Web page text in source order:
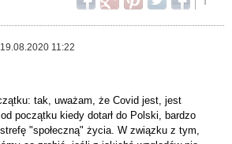
11:22
tak, uważam, że Covid jest, jest
początku kiedy dotarł do Polski, bardzo
"społeczną" życia. W związku z tym,